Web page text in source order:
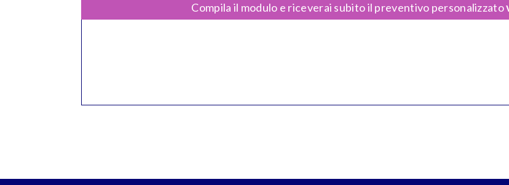
Compila il modulo e riceverai subito il preventivo personalizzato